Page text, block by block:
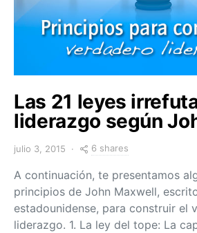
Las 21 leyes
liderazgo según
julio 3, 2015 6 shares
A continuación, te presentamos
principios de John Maxwell,
estadounidense, para construir el
liderazgo. 1. La ley del tope: La